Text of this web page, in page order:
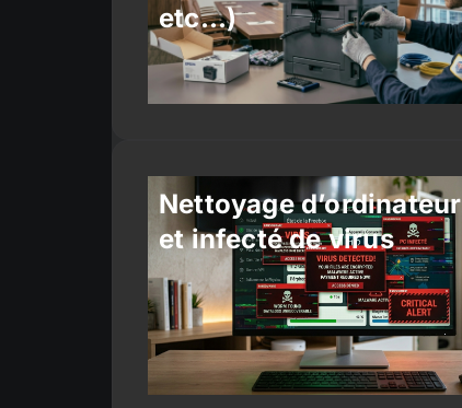
etc…)
Nettoyage
et infecté de virus